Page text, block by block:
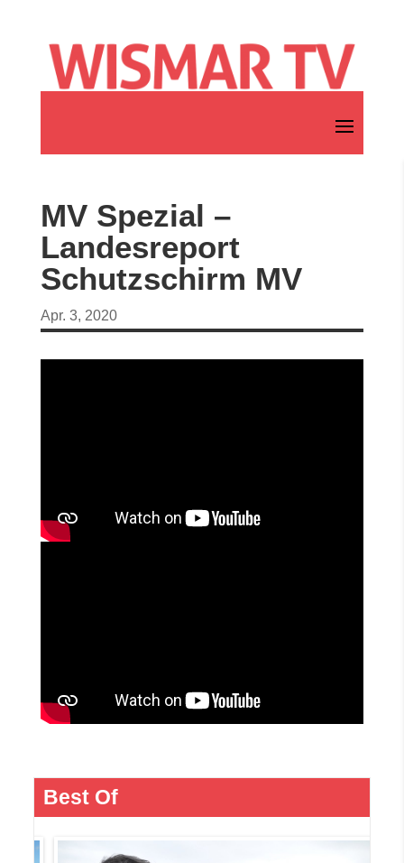
MV Spezial –
Landesreport
Schutzschirm MV
Apr. 3, 2020
Best Of